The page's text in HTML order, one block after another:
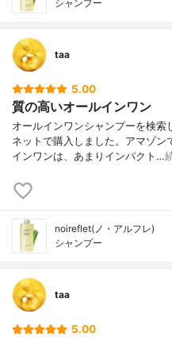
シャンプー
taa
5.00
質の高いオールインワン
オールインワンシャンプーを検
ネットで購入しました。アマゾ
インワンは、あまりインパクト…
noireflet(ノ・アルフレ)
シャンプー
taa
5.00